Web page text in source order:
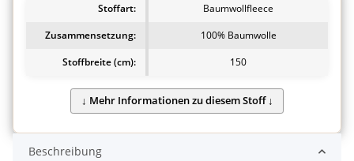
Stoffart:
Baumwollfleece
Zusammensetzung:
100% Baumwolle
Stoffbreite (cm):
150
Beschreibung